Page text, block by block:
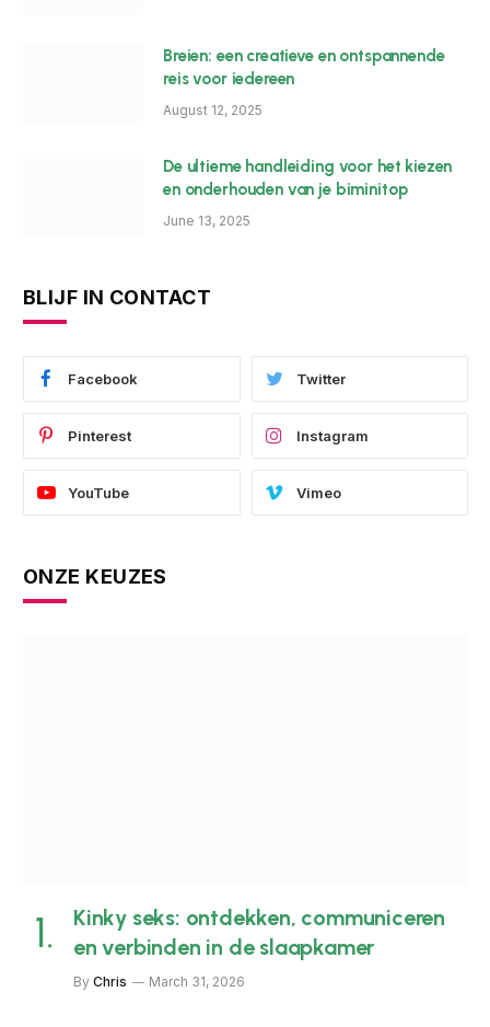
Breien: een creatieve en ontspannende
reis voor iedereen
August 12, 2025
De ultieme handleiding voor het kiezen
en onderhouden van je biminitop
June 13, 2025
BLIJF IN CONTACT
Facebook Twitter
Pinterest Instagram
YouTube Vimeo
ONZE KEUZES
Kinky seks: ontdekken, communiceren
en verbinden in de slaapkamer
By Chris March 31, 2026